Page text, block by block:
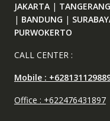
JAKARTA| TANGERANG
| BANDUNG |
PURWOKERTO
CALL CENTER :
Mobile :
Office : +622476431897